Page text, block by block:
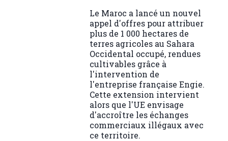
Le Maroc a lancé un nouvel
appel d'offres pour attribuer
plus de 1 000 hectares de
terres agricoles au Sahara
Occidental occupé, rendues
cultivables grâce à
l'intervention de
l'entreprise française Engie.
Cette extension intervient
alors que l'UE envisage
d'accroître les échanges
commerciaux illégaux avec
ce territoire.